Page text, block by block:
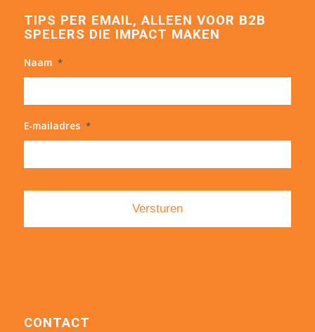
TIPS PER EMAIL, ALLEEN VOOR B2B
SPELERS DIE IMPACT MAKEN
Naam *
E-mailadres *
CONTACT